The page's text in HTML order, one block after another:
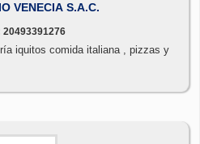
VENECIA S.A.C.
20493391276
, pizzas y